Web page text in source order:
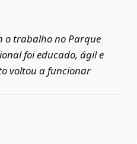
o trabalho no Parque
foi educado, ágil e
voltou a funcionar